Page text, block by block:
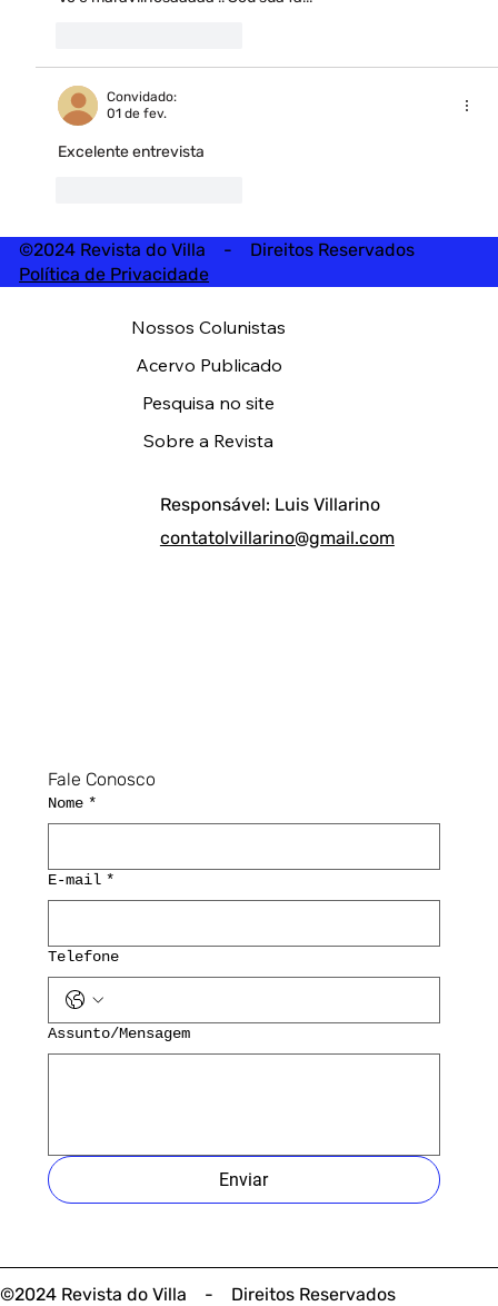
Convidado:
01 de fev.
Excelente entrevista
©2024 Revista do Villa - Direitos Reservados
Política de Privacidade
©2024 Revista do Villa - Direitos Reservados
Fale Conosco
Nome *
E-mail *
Telefone
Assunto/Mensagem
Enviar
Responsável: Luis Villarino
contatolvillarino@gmail.com
Nossos Colunistas
Acervo Publicado
Pesquisa no site
Sobre a Revista